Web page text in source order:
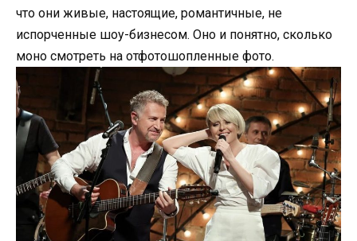
что они живые, настоящие, романтичные, не
испорченные шоу-бизнесом. Оно и понятно, сколько
моно смотреть на отфотошопленные фото.